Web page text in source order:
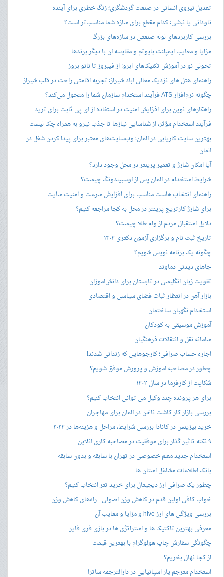
تعدیل نیروی انسانی در صنعت گردشگری؛ زنگ خطری برای آینده
ناودانی یا نبشی؛ کدام مقطع برای سازه شما مناسب‌تر است؟
بررسی کاربردهای لوله صنعتی در سازه‌های بزرگ
مزایا و معایب ایمپلنت بایوتم و مقایسه آن با دیگر برندها
تحولی نو در آموزش تکنیک‌های ابرو: از فیبروز تا نانو بروز
راهنمای هتل های نزدیک معالی آباد شیراز؛ تجربه اقامتی راحت در قلب شیراز
چگونه نرم‌افزار ATS فرآیند استخدام سازمان شما را متحول می‌کند؟
راهکارهای نوین برای افزایش امنیت در استفاده از آی پی ثابت برای ترید
فرآیند استخدام مؤثر، از شناسایی نیازها تا جذب نیرو به همراه چک لیست
بهترین سایت کاریابی در آلمان؛ وب‌سایت‌های معتبر برای پیدا کردن شغل در
آلمان
آیا امکان شارژ و تعمیر پرینتر در محل وجود دارد؟
شرایط استخدام در آلمان پس از آوسبیلدونگ چیست؟
راهنمای انتخاب هاست مناسب برای افزایش سرعت و امنیت سایت
برای شارژ کارتریج پرینتر در محل به کجا مراجعه کنیم؟
دلایل استقبال مردم از وام طلا چیست؟
تاریخ ثبت نام و برگزاری آزمون دکتری ۱۴۰۴
چگونه یک برنامه نویس شویم؟
جاهای دیدنی دماوند
تقویت زبان انگلیسی در تابستان برای دانش‌آموزان
بازار آهن در انتظار ثبات فضای سیاسی و اقتصادی
استخدام نگهبان ساختمان
آموزش موسیقی به کودکان
سامانه نقل و انتقالات فرهنگیان
اجاره حساب صرافی؛ کارجوهایی که زندانی شدند!
چطور در مصاحبه‌ آموزش و پرورش موفق شویم؟
شکایت از کارفرما در سال ۱۴۰۳
برای هر پرونده چند وکیل می توانی انتخاب کنیم؟
بررسی بازار کار کاشت ناخن در آلمان برای مهاجران
خرید بیزینس در کانادا بررسی شرایط، مراحل و هزینه‌ها در ۲۰۲۴
۹ نکته تاثیر گذار برای موفقیت در مصاحبه کاری آنلاین
استخدام جدید معلم خصوصی در تهران با سابقه و بدون سابقه
بانک اطلاعات مشاغل استان ها
چطور یک صرافی ارز دیجیتال برای خرید تتر انتخاب کنیم؟
خواب کافی اولین قدم در کاهش وزن اصولی+ راه‌های کاهش وزن
بررسی ویژگی های ارز hive و مزایا و معایب آن
معرفی بهترین تاکتیک ها و استراتژی ها در بازی فری فایر
چگونگی سفارش چاپ هولوگرام با بهترین قیمت
از کجا نهال بخریم؟
استخدام مترجم یار اسپانیایی در دارالترجمه ساترا